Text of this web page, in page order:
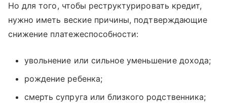
Но для того, чтобы реструктурировать кредит,
нужно иметь веские причины, подтверждающие
снижение платежеспособности:
увольнение или сильное уменьшение дохода;
рождение ребенка;
смерть супруга или близкого родственника;